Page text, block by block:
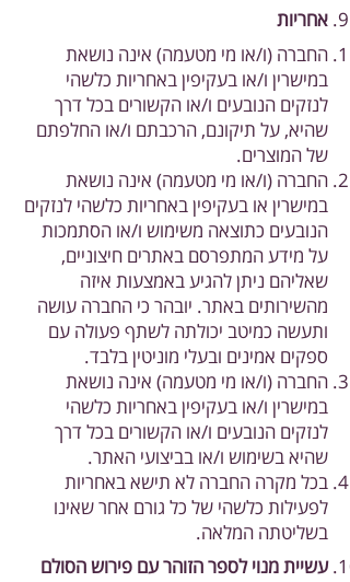
אחריות
החברה (ו/או מי מטעמה) אינה נושאת
במישרין ו/או בעקיפין באחריות כלשהי
לנזקים הנובעים ו/או הקשורים בכל דרך
שהיא, על תיקונם, הרכבתם ו/או החלפתם
של המוצרים.
החברה (ו/או מי מטעמה) אינה נושאת
במישרין או בעקיפין באחריות כלשהי לנזקים
הנובעים כתוצאה משימוש ו/או הסתמכות
על מידע המתפרסם באתרים חיצוניים,
שאליהם ניתן להגיע באמצעות איזה
מהשירותים באתר. יובהר כי החברה עושה
ותעשה כמיטב יכולתה לשתף פעולה עם
ספקים אמינים ובעלי מוניטין בלבד.
החברה (ו/או מי מטעמה) אינה נושאת
במישרין ו/או בעקיפין באחריות כלשהי
לנזקים הנובעים ו/או הקשורים בכל דרך
שהיא בשימוש ו/או בביצועי האתר.
בכל מקרה החברה לא תישא באחריות
לפעילות כלשהי של כל גורם אחר שאינו
בשליטתה המלאה.
עשיית מנוי לספר הזוהר עם פירוש הסולם